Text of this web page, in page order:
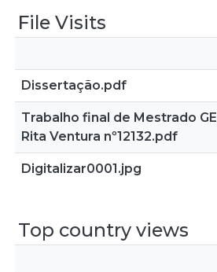
File Visits
Dissertação.pdf
Trabalho final de Mestrado
Rita Ventura nº12132.pdf
Digitalizar0001.jpg
Top country views